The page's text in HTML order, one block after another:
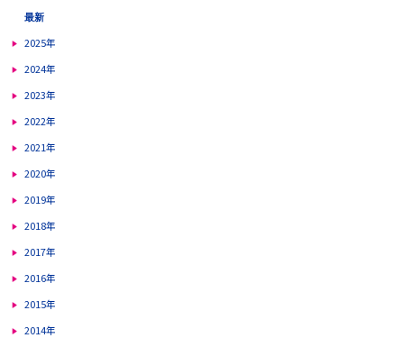
最新
2025年
2024年
2023年
2022年
2021年
2020年
2019年
2018年
2017年
2016年
2015年
2014年